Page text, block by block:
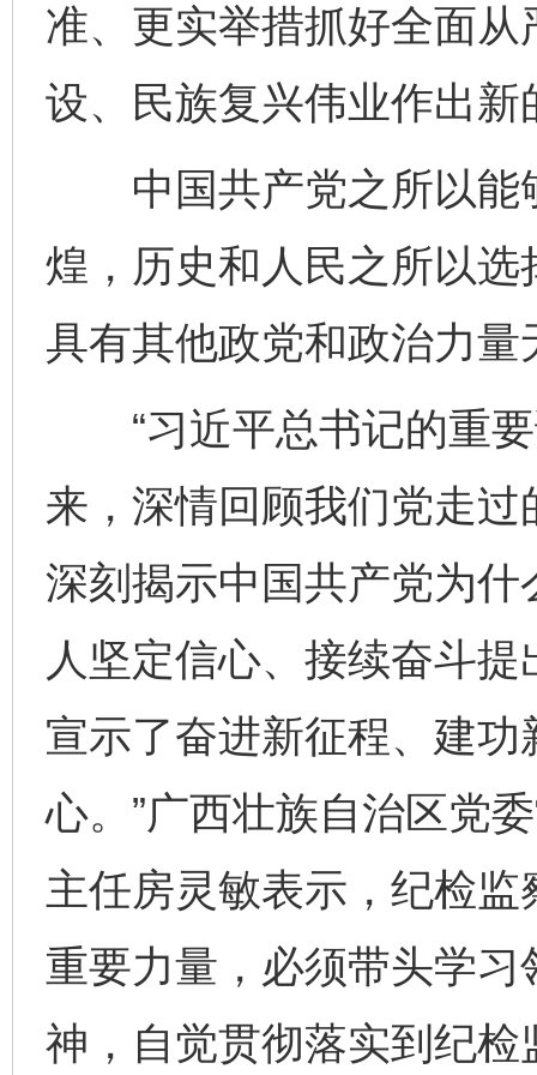
准、更实举措抓好全面
设、民族复兴伟业作出新
中国共产党之所以能
煌，历史和人民之所以
具有其他政党和政治力
“习近平总书记的重要
来，深情回顾我们党走
深刻揭示中国共产党为
人坚定信心、接续奋斗提
宣示了奋进新征程、建
心。”广西壮族自治区党
主任房灵敏表示，纪检
重要力量，必须带头学
神，自觉贯彻落实到纪